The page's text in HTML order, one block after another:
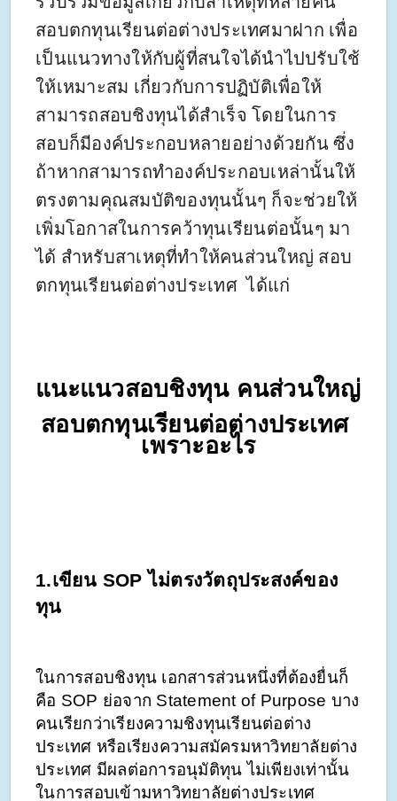
สอบตกทุนเรียนต่อต่างประเทศมาฝาก เพื่อ
เป็นแนวทางให้กับผู้ที่สนใจได้นำไปปรับใช้
ให้เหมาะสม เกี่ยวกับการปฏิบัติเพื่อให้
สามารถสอบชิงทุนได้สำเร็จ โดยในการ
สอบก็มีองค์ประกอบหลายอย่างด้วยกัน ซึ่ง
ถ้าหากสามารถทำองค์ประกอบเหล่านั้นให้
ตรงตามคุณสมบัติของทุนนั้นๆ ก็จะช่วยให้
เพิ่มโอกาสในการคว้าทุนเรียนต่อนั้นๆ มา
ได้ สำหรับสาเหตุที่ทำให้คนส่วนใหญ่ สอบ
ตกทุนเรียนต่อต่างประเทศ ได้แก่
สอบตกทุนเรียนต่อต่างประเทศ
เพราะอะไร
1.เขียน SOP ไม่ตรงวัตถุประสงค์ของ
ทุน
ในการสอบชิงทุน เอกสารส่วนหนึ่งที่ต้องยื่นก็
คือ SOP ย่อจาก Statement of Purpose บาง
คนเรียกว่าเรียงความชิงทุนเรียนต่อต่าง
ประเทศ หรือเรียงความสมัครมหาวิทยาลัยต่าง
ประเทศ มีผลต่อการอนุมัติทุน ไม่เพียงเท่านั้น
ในการสอบเข้ามหาวิทยาลัยต่างประเทศ